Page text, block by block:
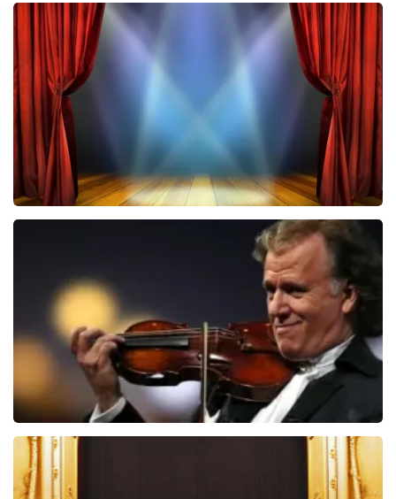
Het Geluk van Limburg
225+ reviews
BEKIJKEN
BEKIJKEN
Andre Rieu